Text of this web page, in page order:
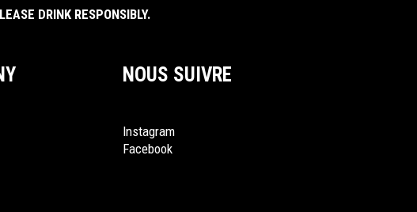
DRINK RESPONSIBLY.
NOUS SUIVRE
Instagram
Facebook